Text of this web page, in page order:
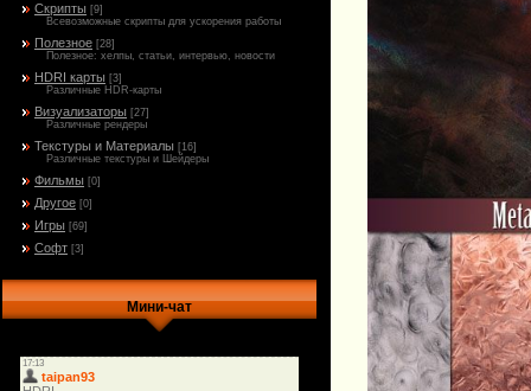
Скрипты [9]
Всевозможные скрипты для ускорения работы
Полезное [28]
Полезное: хелпы, статьи, интервью, новости
HDRI карты [3]
Различные HDR-карты
Визуализаторы [27]
Различные рендеры
Текстуры и Материалы [16]
Различные текстуры и Шейдеры
Фильмы [0]
Другое [0]
Игры [69]
Софт [3]
Мини-чат